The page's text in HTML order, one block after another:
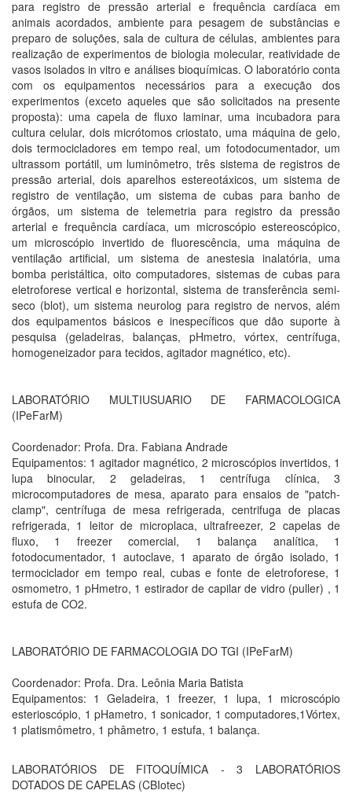
para registro de pressão arterial e frequência cardíaca em
animais acordados, ambiente para pesagem de substâncias e
preparo de soluções, sala de cultura de células, ambientes para
realização de experimentos de biologia molecular, reatividade de
vasos isolados in vitro e análises bioquímicas. O laboratório conta
com os equipamentos necessários para a execução dos
experimentos (exceto aqueles que são solicitados na presente
proposta): uma capela de fluxo laminar, uma incubadora para
cultura celular, dois micrótomos criostato, uma máquina de gelo,
dois termocicladores em tempo real, um fotodocumentador, um
ultrassom portátil, um luminômetro, três sistema de registros de
pressão arterial, dois aparelhos estereotáxicos, um sistema de
registro de ventilação, um sistema de cubas para banho de
órgãos, um sistema de telemetria para registro da pressão
arterial e frequência cardíaca, um microscópio estereoscópico,
um microscópio invertido de fluorescência, uma máquina de
ventilação artificial, um sistema de anestesia inalatória, uma
bomba peristáltica, oito computadores, sistemas de cubas para
eletroforese vertical e horizontal, sistema de transferência semi-
seco (blot), um sistema neurolog para registro de nervos, além
dos equipamentos básicos e inespecíficos que dão suporte à
pesquisa (geladeiras, balanças, pHmetro, vórtex, centrífuga,
homogeneizador para tecidos, agitador magnético, etc).
LABORATÓRIO MULTIUSUARIO DE FARMACOLOGICA
(IPeFarM)
Coordenador: Profa. Dra. Fabiana Andrade
Equipamentos: 1 agitador magnético, 2 microscópios invertidos, 1
lupa binocular, 2 geladeiras, 1 centrífuga clínica, 3
microcomputadores de mesa, aparato para ensaios de "patch-
clamp", centrífuga de mesa refrigerada, centrifuga de placas
refrigerada, 1 leitor de microplaca, ultrafreezer, 2 capelas de
fluxo, 1 freezer comercial, 1 balança analítica, 1
fotodocumentador, 1 autoclave, 1 aparato de órgão isolado, 1
termociclador em tempo real, cubas e fonte de eletroforese, 1
osmometro, 1 pHmetro, 1 estirador de capilar de vidro (puller) , 1
estufa de CO2.
LABORATÓRIO DE FARMACOLOGIA DO TGI (IPeFarM)
Coordenador: Profa. Dra. Leônia Maria Batista
Equipamentos: 1 Geladeira, 1 freezer, 1 lupa, 1 microscópio
esterioscópio, 1 pHametro, 1 sonicador, 1 computadores,1Vórtex,
1 platismômetro, 1 phâmetro, 1 estufa, 1 balança.
LABORATÓRIOS DE FITOQUÍMICA - 3 LABORATÓRIOS
DOTADOS DE CAPELAS (CBIotec)